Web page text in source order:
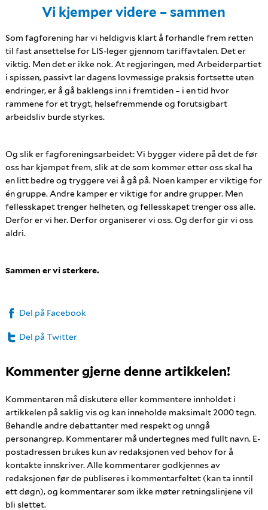
Vi kjemper videre – sammen
Som fagforening har vi heldigvis klart å forhandle frem retten
til fast ansettelse for LIS-leger gjennom tariffavtalen. Det er
viktig. Men det er ikke nok. At regjeringen, med Arbeiderpartiet
i spissen, passivt lar dagens lovmessige praksis fortsette uten
endringer, er å gå baklengs inn i fremtiden – i en tid hvor
rammene for et trygt, helsefremmende og forutsigbart
arbeidsliv burde styrkes.
Og slik er fagforeningsarbeidet: Vi bygger videre på det de før
oss har kjempet frem, slik at de som kommer etter oss skal ha
en litt bedre og tryggere vei å gå på. Noen kamper er viktige for
én gruppe. Andre kamper er viktige for andre grupper. Men
fellesskapet trenger helheten, og fellesskapet trenger oss alle.
Derfor er vi her. Derfor organiserer vi oss. Og derfor gir vi oss
aldri.
Sammen er vi sterkere.
Del på Facebook
Del på Twitter
Kommenter gjerne denne artikkelen!
Kommentaren må diskutere eller kommentere innholdet i
artikkelen på saklig vis og kan inneholde maksimalt 2000 tegn.
Behandle andre debattanter med respekt og unngå
personangrep. Kommentarer må undertegnes med fullt navn. E-
postadressen brukes kun av redaksjonen ved behov for å
kontakte innskriver. Alle kommentarer godkjennes av
redaksjonen før de publiseres i kommentarfeltet (kan ta inntil
ett døgn), og kommentarer som ikke møter retningslinjene vil
bli slettet.